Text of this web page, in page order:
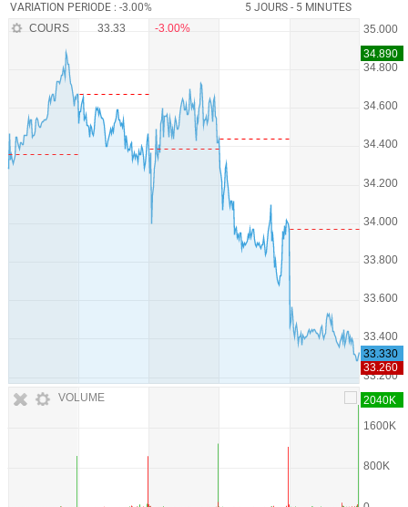
VARIATION PERIODE : -3.00% 5 JOURS - 5 MINUTES
VOLUME
COURS 33.33 -3.00%